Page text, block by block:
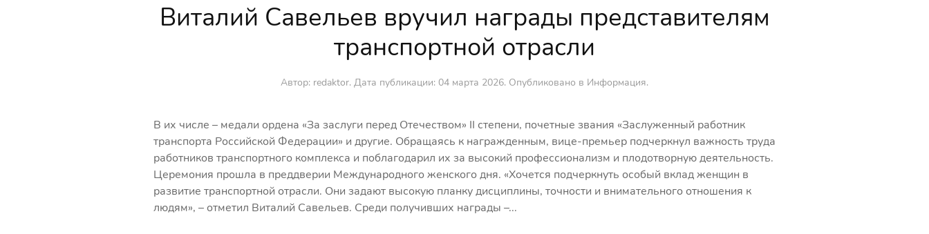
Виталий Савельев вручил награды представителям
транспортной отрасли
Автор: redaktor. Дата публикации: 04 марта 2026. Опубликовано в Информация.
В их числе – медали ордена «За заслуги перед Отечеством» II степени, почетные звания «Заслуженный работник
транспорта Российской Федерации» и другие. Обращаясь к награжденным, вице-премьер подчеркнул важность труда
работников транспортного комплекса и поблагодарил их за высокий профессионализм и плодотворную деятельность.
Церемония прошла в преддверии Международного женского дня. «Хочется подчеркнуть особый вклад женщин в
развитие транспортной отрасли. Они задают высокую планку дисциплины, точности и внимательного отношения к
людям», – отметил Виталий Савельев. Среди получивших награды –...